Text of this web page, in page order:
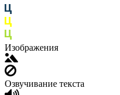
Изображения
Озвучивание текста